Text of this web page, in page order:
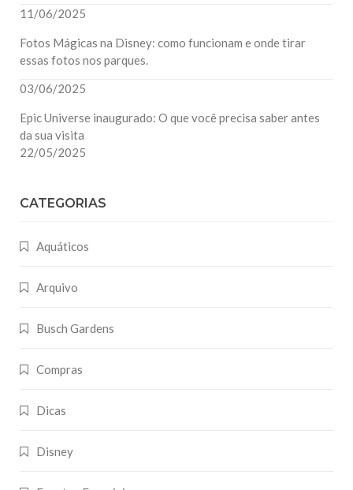
11/06/2025
Fotos Mágicas na Disney: como funcionam e onde tirar
essas fotos nos parques.
03/06/2025
Epic Universe inaugurado: O que você precisa saber antes
da sua visita
22/05/2025
CATEGORIAS
Aquáticos
Arquivo
Busch Gardens
Compras
Dicas
Disney